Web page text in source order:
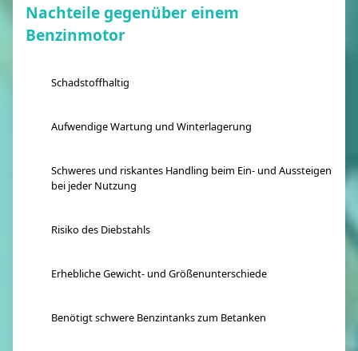
Nachteile gegenüber einem
Benzinmotor
Schadstoffhaltig
Aufwendige Wartung und Winterlagerung
Schweres und riskantes Handling beim Ein- und Aussteigen
bei jeder Nutzung
Risiko des Diebstahls
Erhebliche Gewicht- und Größenunterschiede
Benötigt schwere Benzintanks zum Betanken